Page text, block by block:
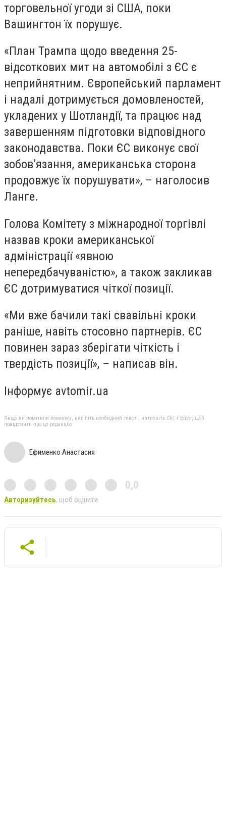
торговельної угоди зі США, поки
Вашингтон їх порушує.
«План Трампа щодо введення 25-
відсоткових мит на автомобілі з ЄС є
неприйнятним. Європейський парламент
і надалі дотримується домовленостей,
укладених у Шотландії, та працює над
завершенням підготовки відповідного
законодавства. Поки ЄС виконує свої
зобов’язання, американська сторона
продовжує їх порушувати», – наголосив
Ланге.
Голова Комітету з міжнародної торгівлі
назвав кроки американської
адміністрації «явною
непередбачуваністю», а також закликав
ЄС дотримуватися чіткої позиції.
«Ми вже бачили такі свавільні кроки
раніше, навіть стосовно партнерів. ЄС
повинен зараз зберігати чіткість і
твердість позиції», – написав він.
Інформує avtomir.ua
Якщо ви помітили помилку, виділіть необхідний текст і натисніть Ctrl + Enter, щоб
повідомити про це редакцію
Ефименко Анастасия
0,0
Авторизуйтесь, щоб оцінити